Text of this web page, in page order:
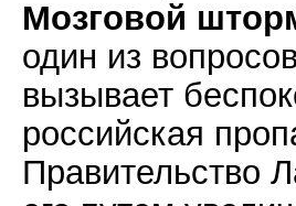
Мозговой
один из
вызывает
российская
Правительство